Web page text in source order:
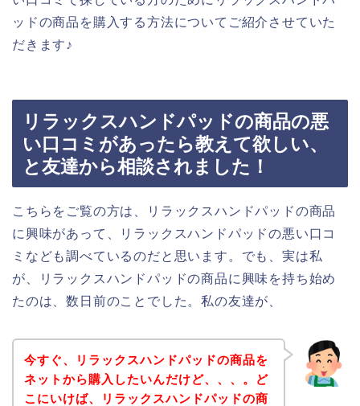
ッドの商品を購入する方法についてご紹介させていた
だきます♪
リラックスハンドパッドの商品の悪
い口コミがあったら教えて欲しい、
と友達から相談されました！
こちらをご覧の方は、リラックスハンドパッドの商品
に興味があって、リラックスハンドパッドの悪い口コ
ミなども調べているのだと思います。でも、実は私
が、リラックスハンドパッドの商品に興味を持ち始め
たのは、数日前のことでした。私の友達が、
今すぐ、リラックスハンドパッドの商品を
ネットから購入したいんだけど、、、。ど
こにいけば、リラックスハンドパッドの商